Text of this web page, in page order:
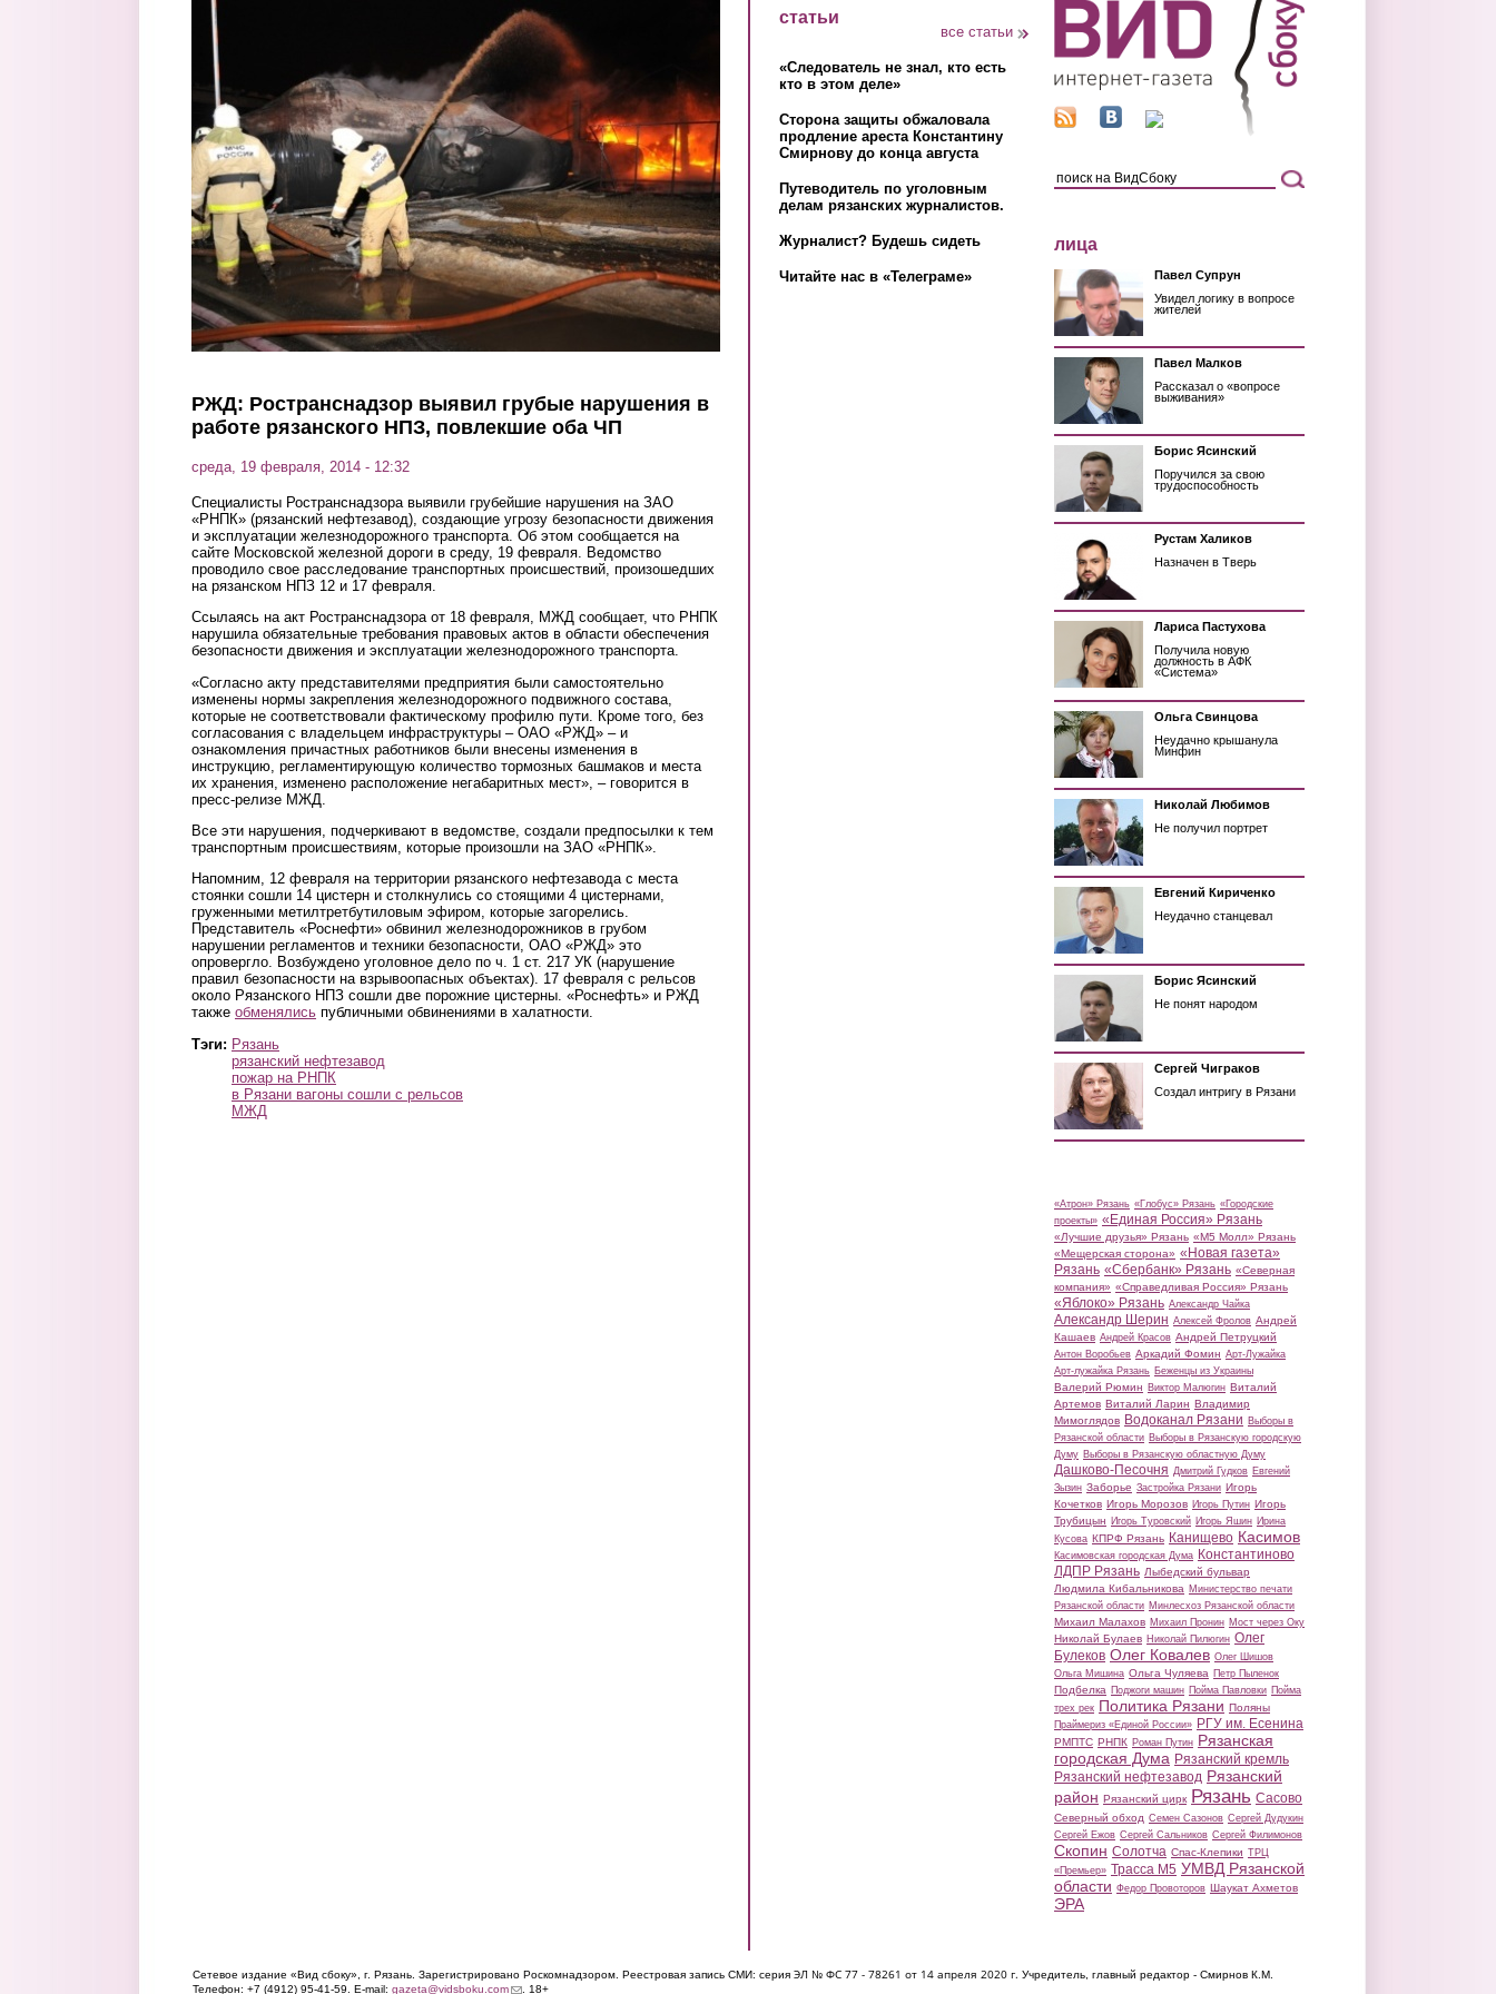
Перейти к основному содержанию
РЖД: Ространснадзор выявил грубые нарушения в
работе рязанского НПЗ, повлекшие оба ЧП
среда, 19 февраля, 2014 - 12:32
Специалисты Ространснадзора выявили грубейшие нарушения на ЗАО
«РНПК» (рязанский нефтезавод), создающие угрозу безопасности движения
и эксплуатации железнодорожного транспорта. Об этом сообщается на
сайте Московской железной дороги в среду, 19 февраля. Ведомство
проводило свое расследование транспортных происшествий, произошедших
на рязанском НПЗ 12 и 17 февраля.
Ссылаясь на акт Ространснадзора от 18 февраля, МЖД сообщает, что РНПК
нарушила обязательные требования правовых актов в области обеспечения
безопасности движения и эксплуатации железнодорожного транспорта.
«Согласно акту представителями предприятия были самостоятельно
изменены нормы закрепления железнодорожного подвижного состава,
которые не соответствовали фактическому профилю пути. Кроме того, без
согласования с владельцем инфраструктуры – ОАО «РЖД» – и
ознакомления причастных работников были внесены изменения в
инструкцию, регламентирующую количество тормозных башмаков и места
их хранения, изменено расположение негабаритных мест», – говорится в
пресс-релизе МЖД.
Все эти нарушения, подчеркивают в ведомстве, создали предпосылки к тем
транспортным происшествиям, которые произошли на ЗАО «РНПК».
Напомним, 12 февраля на территории рязанского нефтезавода с места
стоянки сошли 14 цистерн и столкнулись со стоящими 4 цистернами,
груженными метилтретбутиловым эфиром, которые загорелись.
Представитель «Роснефти» обвинил железнодорожников в грубом
нарушении регламентов и техники безопасности, ОАО «РЖД» это
опровергло. Возбуждено уголовное дело по ч. 1 ст. 217 УК (нарушение
правил безопасности на взрывоопасных объектах). 17 февраля с рельсов
около Рязанского НПЗ сошли две порожние цистерны. «Роснефть» и РЖД
также обменялись публичными обвинениями в халатности.
Тэги: Рязань
рязанский нефтезавод
пожар на РНПК
в Рязани вагоны сошли с рельсов
МЖД
статьи
все статьи
«Следователь не знал, кто есть
кто в этом деле»
Сторона защиты обжаловала
продление ареста Константину
Смирнову до конца августа
Путеводитель по уголовным
делам рязанских журналистов.
Журналист? Будешь сидеть
Читайте нас в «Телеграме»
лица
Павел Супрун
Увидел логику в вопросе
жителей
Павел Малков
Рассказал о «вопросе
выживания»
Борис Ясинский
Поручился за свою
трудоспособность
Рустам Халиков
Назначен в Тверь
Лариса Пастухова
Получила новую
должность в АФК
«Система»
Ольга Свинцова
Неудачно крышанула
Минфин
Николай Любимов
Не получил портрет
Евгений Кириченко
Неудачно станцевал
Борис Ясинский
Не понят народом
Сергей Чиграков
Создал интригу в Рязани
«Атрон» Рязань «Глобус» Рязань «Городские
проекты» «Единая Россия» Рязань
«Лучшие друзья» Рязань «М5 Молл» Рязань
«Мещерская сторона» «Новая газета»
Рязань «Сбербанк» Рязань «Северная
компания» «Справедливая Россия» Рязань
«Яблоко» Рязань Александр Чайка
Александр Шерин Алексей Фролов Андрей
Кашаев Андрей Красов Андрей Петруцкий
Антон Воробьев Аркадий Фомин Арт-Лужайка
Арт-лужайка Рязань Беженцы из Украины
Валерий Рюмин Виктор Малюгин Виталий
Артемов Виталий Ларин Владимир
Мимоглядов Водоканал Рязани Выборы в
Рязанской области Выборы в Рязанскую городскую
Думу Выборы в Рязанскую областную Думу
Дашково-Песочня Дмитрий Гудков Евгений
Зызин Заборье Застройка Рязани Игорь
Кочетков Игорь Морозов Игорь Путин Игорь
Трубицын Игорь Туровский Игорь Яшин Ирина
Кусова КПРФ Рязань Канищево Касимов
Касимовская городская Дума Константиново
ЛДПР Рязань Лыбедский бульвар
Людмила Кибальникова Министерство печати
Рязанской области Минлесхоз Рязанской области
Михаил Малахов Михаил Пронин Мост через Оку
Николай Булаев Николай Пилюгин Олег
Булеков Олег Ковалев Олег Шишов
Ольга Мишина Ольга Чуляева Петр Пыленок
Подбелка Поджоги машин Пойма Павловки Пойма
трех рек Политика Рязани Поляны
Праймериз «Единой России» РГУ им. Есенина
РМПТС РНПК Роман Путин Рязанская
городская Дума Рязанский кремль
Рязанский нефтезавод Рязанский
район Рязанский цирк Рязань Сасово
Северный обход Семен Сазонов Сергей Дудукин
Сергей Ежов Сергей Сальников Сергей Филимонов
Скопин Солотча Спас-Клепики ТРЦ
«Премьер» Трасса М5 УМВД Рязанской
области Федор Провоторов Шаукат Ахметов
ЭРА
Сетевое издание «Вид сбоку», г. Рязань. Зарегистрировано Роскомнадзором. Реестровая запись СМИ: серия ЭЛ № ФС 77 - 78261 от 14 апреля 2020 г. Учредитель, главный редактор - Смирнов К.М.
Телефон: +7 (4912) 95-41-59. E-mail: gazeta@vidsboku.com(link sends e-mail)
. 18+